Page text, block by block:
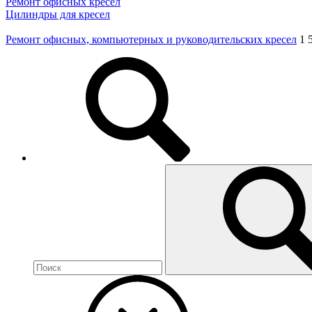
Цилиндры для кресел
Ремонт офисных, компьютерных и руководительских кресел 1